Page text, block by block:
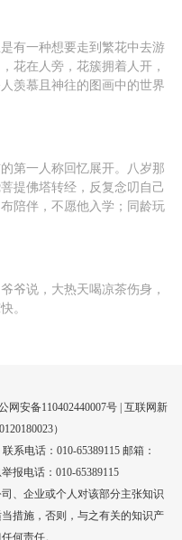
有一种想要走到繁花中去游
花在人旁，花簇拥着人开，
羡慕且神往的图画中的世界
第一人称回忆展开。八岁那
提佛塔转经，反复念叨自己
陪伴，不愿他入学；同龄玩
爷说，大热天喝凉茶伤身，
。
网安备110402440007号 | 互联网新
）
系电话：010-65389115 邮箱：
报电话：010-65389115
、企业或个人对该部分主张知识
措施，否则，与之有关的知识产
何责任。